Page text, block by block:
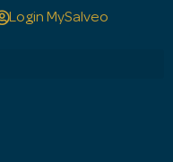
Login MySalveo